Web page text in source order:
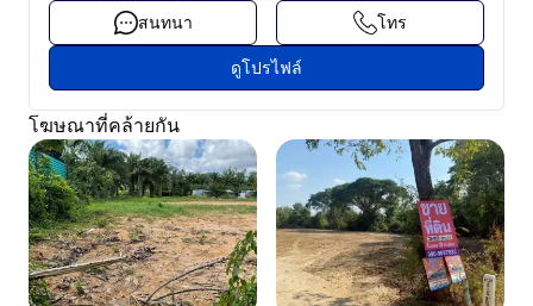
สนทนา
โทร
ดูโปรไฟล์
โฆษณาที่คล้ายกัน